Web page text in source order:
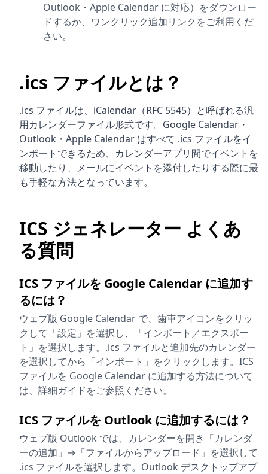
Outlook・Apple Calendar に対応）をダウンロー
ドするか、ワンクリック追加リンクをご利用くだ
さい。
.ics ファイルとは？
.ics ファイルは、iCalendar（RFC 5545）と呼ばれる汎
用カレンダーファイル形式です。Google Calendar・
Outlook・Apple Calendar はすべて .ics ファイルをイ
ンポートできるため、カレンダーアプリ間でイベントを
移動したり、メールにイベントを添付したりする際に最
も手軽な方法となっています。
ICS ジェネレーター よくあ
る質問
ICS ファイルを Google Calendar に追加す
るには？
ウェブ版 Google Calendar で、歯車アイコンをクリッ
クして「設定」を選択し、「インポート／エクスポー
ト」を選択します。.ics ファイルと追加先のカレンダー
を選択してから「インポート」をクリックします。ICS
ファイルを Google Calendar に追加する方法について
は、詳細ガイドをご参照ください。
ICS ファイルを Outlook に追加するには？
ウェブ版 Outlook では、カレンダーを開き「カレンダ
ーの追加」→「ファイルからアップロード」を選択して
.ics ファイルを選択します。Outlook デスクトップアプ